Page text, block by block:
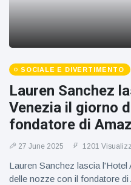
SOCIALE E DIVERTIMENTO
Lauren Sanchez
Venezia il giorno
fondatore di
27 June 2025 1201
Lauren Sanchez lascia l'Hotel
delle nozze con il fondatore